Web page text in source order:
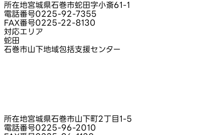
所在地宮城県石巻市蛇田字小斎61‑1
電話番号0225-92-7355
FAX番号0225-22-8130
対応エリア
蛇田
石巻市山下地域包括支援センター
所在地宮城県石巻市山下町2丁目1‑5
電話番号0225-96-2010